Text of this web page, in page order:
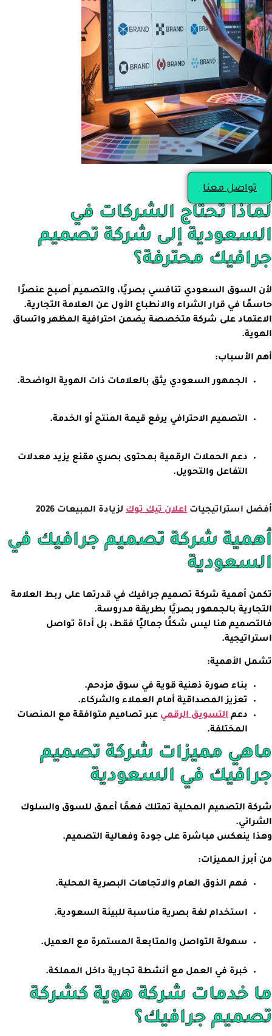
تواصل معنا
لماذا تحتاج الشركات في
السعودية إلى شركة تصميم
جرافيك محترفة؟
لأن السوق السعودي تنافسي بصريًا، والتصميم أصبح عنصرًا
حاسمًا في قرار الشراء والانطباع الأول عن العلامة التجارية.
الاعتماد على شركة متخصصة يضمن احترافية المظهر واتساق
الهوية.
أهم الأسباب:
الجمهور السعودي يثق بالعلامات ذات الهوية الواضحة.
التصميم الاحترافي يرفع قيمة المنتج أو الخدمة.
دعم الحملات الرقمية بمحتوى بصري مقنع يزيد معدلات
التفاعل والتحويل.
أفضل استراتيجيات اعلان تيك توك لزيادة المبيعات 2026
أهمية شركة تصميم جرافيك في
السعودية
تكمن أهمية شركة تصميم جرافيك في قدرتها على ربط العلامة
التجارية بالجمهور بصريًا بطريقة مدروسة.
فالتصميم هنا ليس شكلًا جماليًا فقط، بل أداة تواصل
استراتيجية.
تشمل الأهمية:
بناء صورة ذهنية قوية في سوق مزدحم.
تعزيز المصداقية أمام العملاء والشركاء.
دعم التسويق الرقمي عبر تصاميم متوافقة مع المنصات
المختلفة.
ماهي مميزات شركة تصميم
جرافيك في السعودية
شركة التصميم المحلية تمتلك فهمًا أعمق للسوق والسلوك
الشرائي.
وهذا ينعكس مباشرة على جودة وفعالية التصميم.
من أبرز المميزات:
فهم الذوق العام والاتجاهات البصرية المحلية.
استخدام لغة بصرية مناسبة للبيئة السعودية.
سهولة التواصل والمتابعة المستمرة مع العميل.
خبرة في العمل مع أنشطة تجارية داخل المملكة.
ما خدمات شركة هوية كشركة
تصميم جرافيك؟